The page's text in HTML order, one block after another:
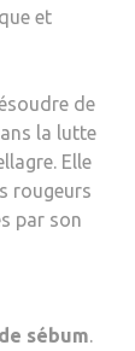
et
de
la lutte
Elle
rougeurs
par son
sébum.